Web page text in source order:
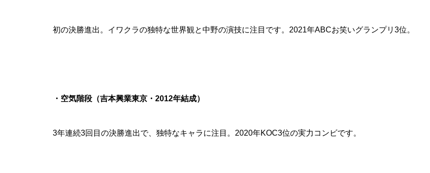
初の決勝進出。イワクラの独特な世界観と中野の演技に注目です。2021年ABCお笑いグランプリ3位。
・空気階段（吉本興業東京・2012年結成）
3年連続3回目の決勝進出で、独特なキャラに注目。2020年KOC3位の実力コンビです。